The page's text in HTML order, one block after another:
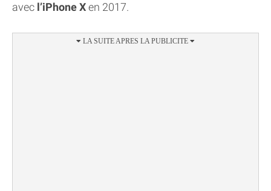
avec l’iPhone Xen 2017.